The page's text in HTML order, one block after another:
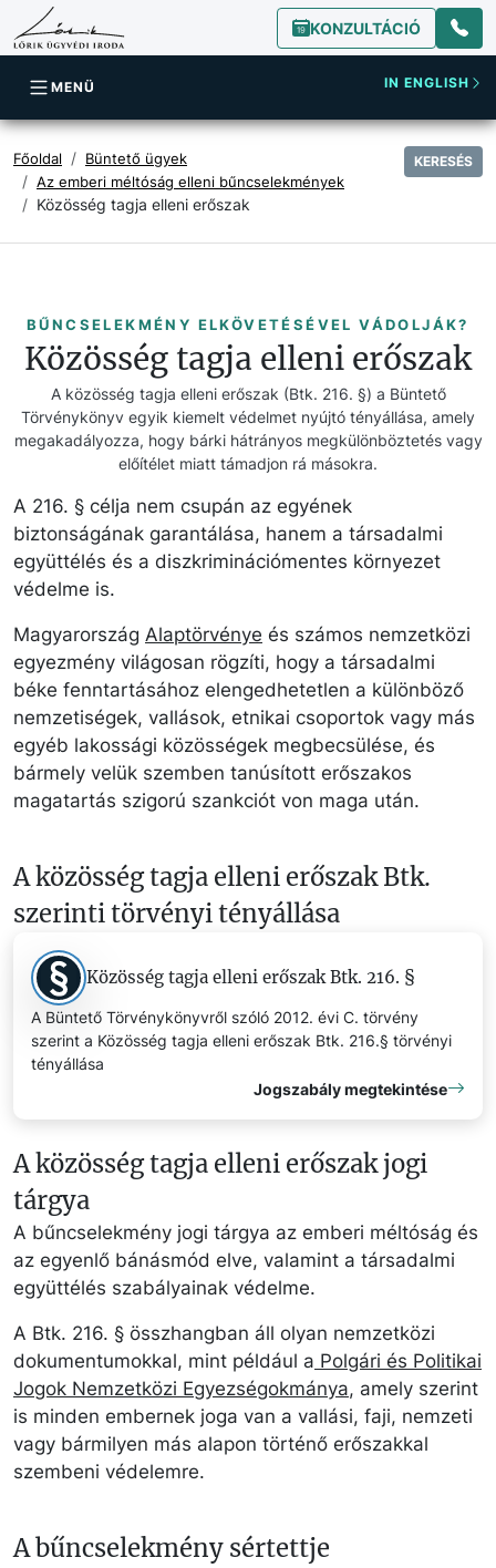
KONZULTÁCIÓ
MENÜ IN ENGLISH
Főoldal
Büntető ügyek
Az emberi méltóság elleni bűncselekmények
Közösség tagja elleni erőszak
KERESÉS
BŰNCSELEKMÉNY ELKÖVETÉSÉVEL VÁDOLJÁK?
Közösség tagja elleni erőszak
A közösség tagja elleni erőszak (Btk. 216. §) a Büntető
Törvénykönyv egyik kiemelt védelmet nyújtó tényállása, amely
megakadályozza, hogy bárki hátrányos megkülönböztetés vagy
előítélet miatt támadjon rá másokra.
A 216. § célja nem csupán az egyének
biztonságának garantálása, hanem a társadalmi
együttélés és a diszkriminációmentes környezet
védelme is.
Magyarország Alaptörvénye és számos nemzetközi
egyezmény világosan rögzíti, hogy a társadalmi
béke fenntartásához elengedhetetlen a különböző
nemzetiségek, vallások, etnikai csoportok vagy más
egyéb lakossági közösségek megbecsülése, és
bármely velük szemben tanúsított erőszakos
magatartás szigorú szankciót von maga után.
A közösség tagja elleni erőszak Btk.
szerinti törvényi tényállása
Közösség tagja elleni erőszak Btk. 216. §
A Büntető Törvénykönyvről szóló 2012. évi C. törvény
szerint a Közösség tagja elleni erőszak Btk. 216.§ törvényi
tényállása
Jogszabály megtekintése
A közösség tagja elleni erőszak jogi
tárgya
A bűncselekmény jogi tárgya az emberi méltóság és
az egyenlő bánásmód elve, valamint a társadalmi
együttélés szabályainak védelme.
A Btk. 216. § összhangban áll olyan nemzetközi
dokumentumokkal, mint például a Polgári és Politikai
Jogok Nemzetközi Egyezségokmánya, amely szerint
is minden embernek joga van a vallási, faji, nemzeti
vagy bármilyen más alapon történő erőszakkal
szembeni védelemre.
A bűncselekmény sértettje